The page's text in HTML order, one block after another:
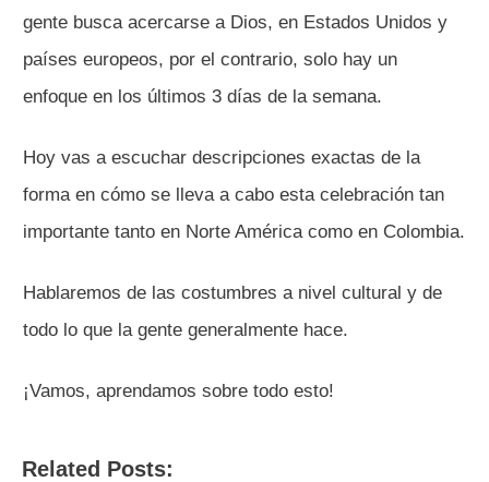
gente busca acercarse a Dios, en Estados Unidos y
países europeos, por el contrario, solo hay un
enfoque en los últimos 3 días de la semana.
Hoy vas a escuchar descripciones exactas de la
forma en cómo se lleva a cabo esta celebración tan
importante tanto en Norte América como en Colombia.
Hablaremos de las costumbres a nivel cultural y de
todo lo que la gente generalmente hace.
¡Vamos, aprendamos sobre todo esto!
Related Posts: